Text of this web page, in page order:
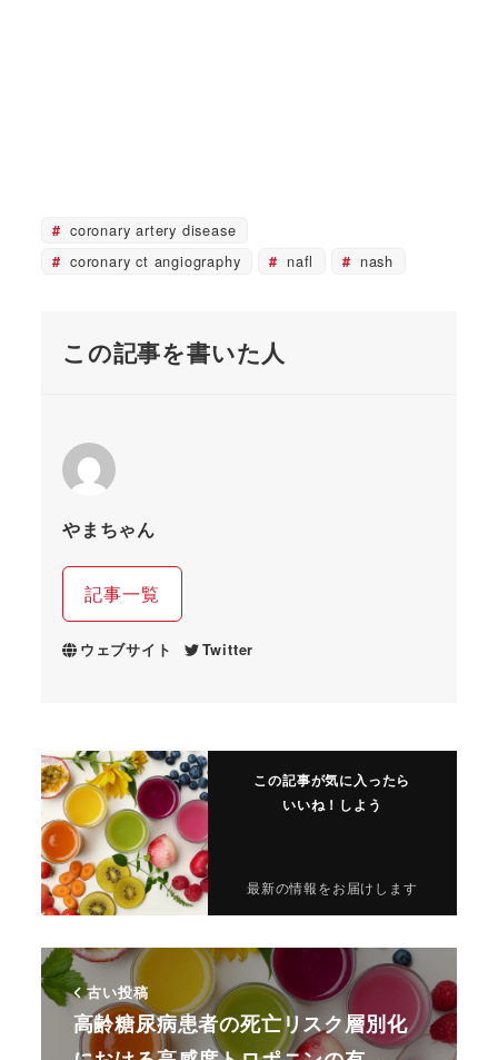
coronary artery disease
coronary ct angiography
nafl nash
この記事を書いた人
やまちゃん
記事一覧
ウェブサイト Twitter
この記事が気に入ったら
いいね！しよう
最新の情報をお届けします
古い投稿
高齢糖尿病患者の死亡リスク層別化